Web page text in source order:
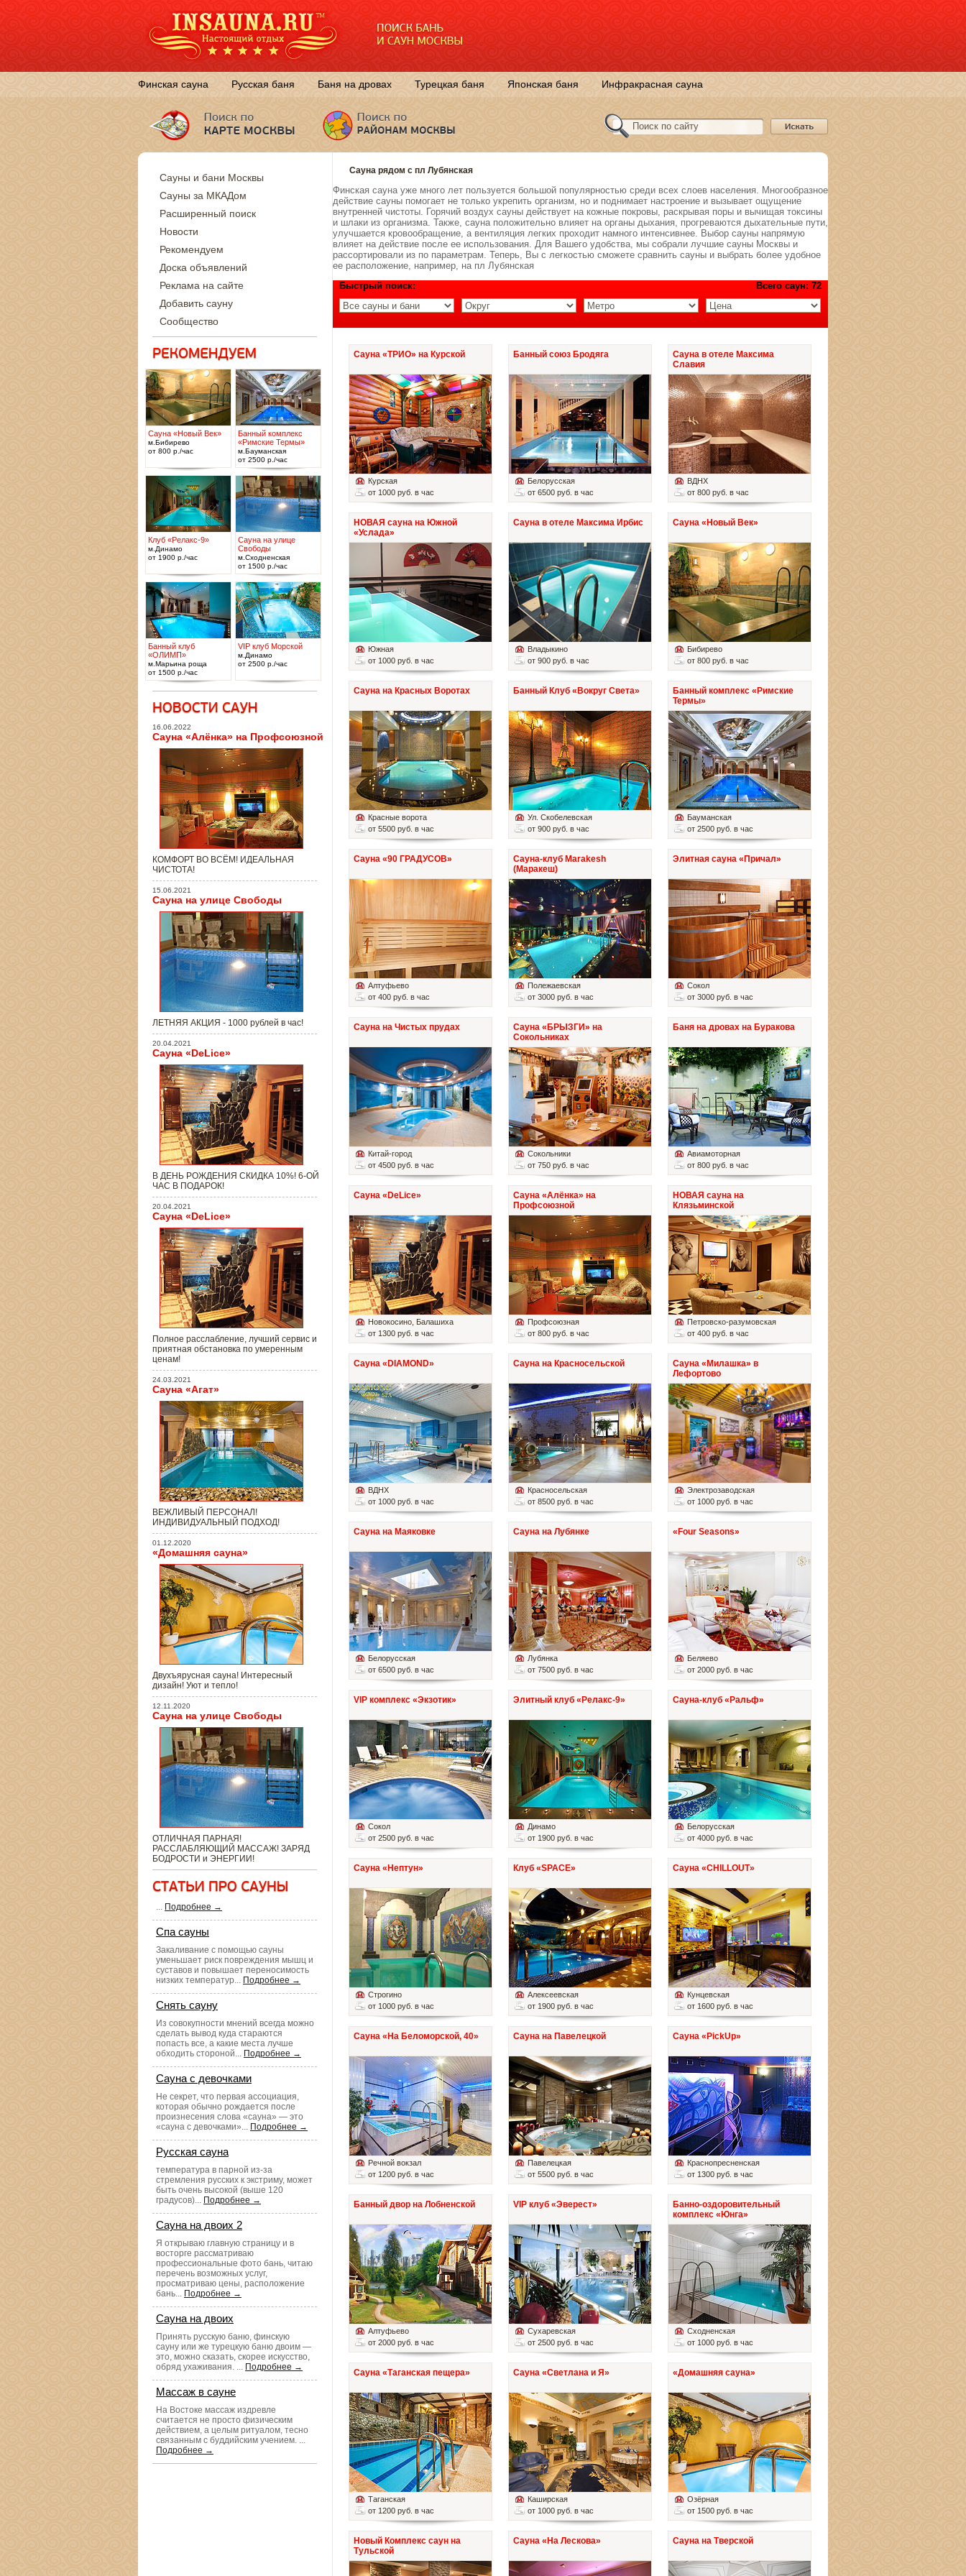
Финская сауна Русская баня Баня на дровах Турецкая баня Японская баня Инфракрасная сауна
Сауна рядом с пл Лубянская
Финская сауна уже много лет пользуется большой популярностью среди всех слоев населения. Многообразное
действие сауны помогает не только укрепить организм, но и поднимает настроение и вызывает ощущение
внутренней чистоты. Горячий воздух сауны действует на кожные покровы, раскрывая поры и вычищая токсины
и шлаки из организма. Также, сауна положительно влияет на органы дыхания, прогреваются дыхательные пути,
улучшается кровообращение, а вентиляция легких проходит намного интенсивнее. Выбор сауны напрямую
влияет на действие после ее использования. Для Вашего удобства, мы собрали лучшие сауны Москвы и
рассортировали из по параметрам. Теперь, Вы с легкостью сможете сравнить сауны и выбрать более удобное
ее расположение, например, на пл Лубянская
Всего саун: 72
Быстрый поиск:
Сауна «ТРИО» на Курской
Курская
от 1000 руб. в час
Банный союз Бродяга
Белорусская
от 6500 руб. в час
Сауна в отеле Максима
Славия
ВДНХ
от 800 руб. в час
НОВАЯ сауна на Южной
«Услада»
Южная
от 1000 руб. в час
Сауна в отеле Максима Ирбис
Владыкино
от 900 руб. в час
Сауна «Новый Век»
Бибирево
от 800 руб. в час
Сауна на Красных Воротах
Красные ворота
от 5500 руб. в час
Банный Клуб «Вокруг Света»
Ул. Скобелевская
от 900 руб. в час
Банный комплекс «Римские
Термы»
Бауманская
от 2500 руб. в час
Сауна «90 ГРАДУСОВ»
Алтуфьево
от 400 руб. в час
Сауна-клуб Marakesh
(Маракеш)
Полежаевская
от 3000 руб. в час
Элитная сауна «Причал»
Сокол
от 3000 руб. в час
Сауна на Чистых прудах
Китай-город
от 4500 руб. в час
Сауна «БРЫЗГИ» на
Сокольниках
Сокольники
от 750 руб. в час
Баня на дровах на Буракова
Авиамоторная
от 800 руб. в час
Сауна «DeLice»
Новокосино , Балашиха
от 1300 руб. в час
Сауна «Алёнка» на
Профсоюзной
Профсоюзная
от 800 руб. в час
НОВАЯ сауна на
Клязьминской
Петровско-разумовская
от 400 руб. в час
Сауна «DIAMOND»
ВДНХ
от 1000 руб. в час
Сауна на Красносельской
Красносельская
от 8500 руб. в час
Сауна «Милашка» в
Лефортово
Электрозаводская
от 1000 руб. в час
Сауна на Маяковке
Белорусская
от 6500 руб. в час
Сауна на Лубянке
Лубянка
от 7500 руб. в час
«Four Seasons»
Беляево
от 2000 руб. в час
VIP комплекс «Экзотик»
Сокол
от 2500 руб. в час
Элитный клуб «Релакс-9»
Динамо
от 1900 руб. в час
Сауна-клуб «Ральф»
Белорусская
от 4000 руб. в час
Сауна «Нептун»
Строгино
от 1000 руб. в час
Клуб «SPACE»
Алексеевская
от 1900 руб. в час
Сауна «CHILLOUT»
Кунцевская
от 1600 руб. в час
Сауна «На Беломорской, 40»
Речной вокзал
от 1200 руб. в час
Сауна на Павелецкой
Павелецкая
от 5500 руб. в час
Сауна «PickUp»
Краснопресненская
от 1300 руб. в час
Банный двор на Лобненской
Алтуфьево
от 2000 руб. в час
VIP клуб «Эверест»
Сухаревская
от 2500 руб. в час
Банно-оздоровительный
комплекс «Юнга»
Сходненская
от 1000 руб. в час
Сауна «Таганская пещера»
Таганская
от 1200 руб. в час
Сауна «Светлана и Я»
Каширская
от 1000 руб. в час
«Домашняя сауна»
Озёрная
от 1500 руб. в час
Новый Комплекс саун на
Тульской
Сауна «На Лескова» Сауна на Тверской
Сауны и бани Москвы
Сауны за МКАДом
Расширенный поиск
Новости
Рекомендуем
Доска объявлений
Реклама на сайте
Добавить сауну
Сообщество
Сауна «Новый Век»
м.Бибирево
от 800 р./час
Банный комплекс
«Римские Термы»
м.Бауманская
от 2500 р./час
Клуб «Релакс-9»
м.Динамо
от 1900 р./час
Сауна на улице
Свободы
м.Сходненская
от 1500 р./час
Банный клуб
«ОЛИМП»
м.Марьина роща
от 1500 р./час
VIP клуб Морской
м.Динамо
от 2500 р./час
16.06.2022
Сауна «Алёнка» на Профсоюзной
КОМФОРТ ВО ВСЁМ! ИДЕАЛЬНАЯ
ЧИСТОТА!
15.06.2021
Сауна на улице Свободы
ЛЕТНЯЯ АКЦИЯ - 1000 рублей в час!
20.04.2021
Сауна «DeLice»
В ДЕНЬ РОЖДЕНИЯ СКИДКА 10%! 6-ОЙ
ЧАС В ПОДАРОК!
20.04.2021
Сауна «DeLice»
Полное расслабление, лучший сервис и
приятная обстановка по умеренным
ценам!
24.03.2021
Сауна «Агат»
ВЕЖЛИВЫЙ ПЕРСОНАЛ!
ИНДИВИДУАЛЬНЫЙ ПОДХОД!
01.12.2020
«Домашняя сауна»
Двухъярусная сауна! Интересный
дизайн! Уют и тепло!
12.11.2020
Сауна на улице Свободы
ОТЛИЧНАЯ ПАРНАЯ!
РАССЛАБЛЯЮЩИЙ МАССАЖ! ЗАРЯД
БОДРОСТИ и ЭНЕРГИИ!
... Подробнее →
Спа сауны
Закаливание с помощью сауны
уменьшает риск повреждения мышц и
суставов и повышает переносимость
низких температур... Подробнее →
Снять сауну
Из совокупности мнений всегда можно
сделать вывод куда стараются
попасть все, а какие места лучше
обходить стороной... Подробнее →
Сауна с девочками
Не секрет, что первая ассоциация,
которая обычно рождается после
произнесения слова «сауна» — это
«сауна с девочками»... Подробнее →
Русская сауна
температура в парной из-за
стремления русских к экстриму, может
быть очень высокой (выше 120
градусов)... Подробнее →
Сауна на двоих 2
Я открываю главную страницу и в
восторге рассматриваю
профессиональные фото бань, читаю
перечень возможных услуг,
просматриваю цены, расположение
бань... Подробнее →
Сауна на двоих
Принять русскую баню, финскую
сауну или же турецкую баню двоим —
это, можно сказать, скорее искусство,
обряд ухаживания. ... Подробнее →
Массаж в сауне
На Востоке массаж издревле
считается не просто физическим
действием, а целым ритуалом, тесно
связанным с буддийским учением. ...
Подробнее →